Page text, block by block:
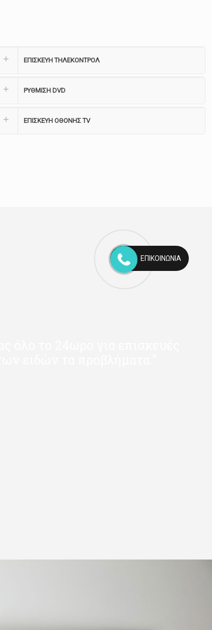
ΕΠΙΣΚΕΥΗ ΤΗΛΕΚΟΝΤΡΟΛ
ΡΥΘΜΙΣΗ DVD
ΕΠΙΣΚΕΥΗ ΟΘΟΝΗΣ TV
ΕΠΙΚΟΙΝΩΝΊΑ